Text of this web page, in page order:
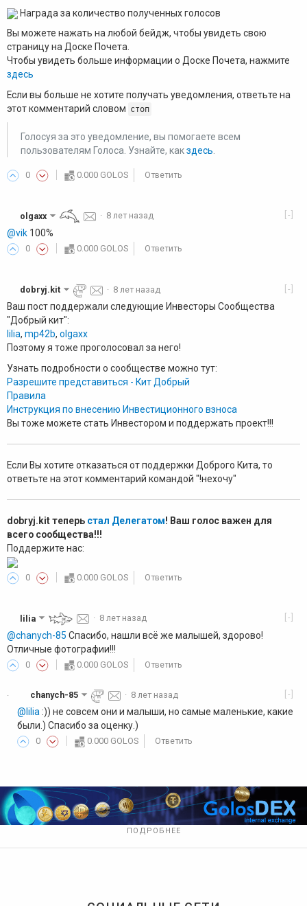
Награда за количество полученных голосов
Вы можете нажать на любой бейдж, чтобы увидеть свою
страницу на Доске Почета.
Чтобы увидеть больше информации о Доске Почета, нажмите
здесь
Если вы больше не хотите получать уведомления, ответьте на
этот комментарий словом стоп
Голосуя за это уведомление, вы помогаете всем
пользователям Голоса. Узнайте, какздесь
0 0.000 GOLOS Ответить
[-]
olgaxx · 8 лет назад
@vik 100%
0 0.000 GOLOS Ответить
[-]
dobryj.kit · 8 лет назад
Ваш пост поддержали следующие Инвесторы Сообщества
"Добрый кит":
lilia, mp42b, olgaxx
Поэтому я тоже проголосовал за него!
Узнать подробности о сообществе можно тут:
Разрешите представиться - Кит Добрый
Правила
Инструкция по внесению Инвестиционного взноса
Вы тоже можете стать Инвестором и поддержать проект!!!
Если Вы хотите отказаться от поддержки Доброго Кита, то
ответьте на этот комментарий командой "!нехочу"
dobryj.kit теперь стал Делегатом! Ваш голос важен для
всего сообщества!!!
Поддержите нас:
0 0.000 GOLOS Ответить
[-]
lilia · 8 лет назад
@chanych-85 Спасибо, нашли всё же малышей, здорово!
Отличные фотографии!!!
0 0.000 GOLOS Ответить
· [-]
chanych-85 · 8 лет назад
@lilia :)) не совсем они и малыши, но самые маленькие, какие
были.) Спасибо за оценку.)
0 0.000 GOLOS Ответить
ПОДРОБНЕЕ